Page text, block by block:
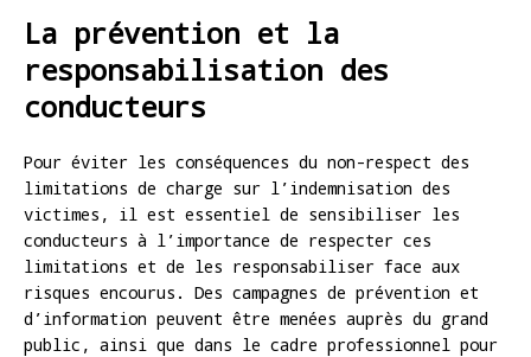
La prévention et la
responsabilisation des
conducteurs
Pour éviter les conséquences du non-respect des
limitations de charge sur l’indemnisation des
victimes, il est essentiel de sensibiliser les
conducteurs à l’importance de respecter ces
limitations et de les responsabiliser face aux
risques encourus. Des campagnes de prévention et
d’information peuvent être menées auprès du grand
public, ainsi que dans le cadre professionnel pour